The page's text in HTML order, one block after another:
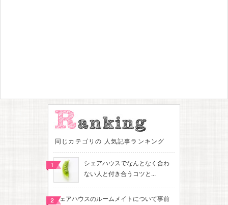
同じカテゴリの 人気記事ランキング
シェアハウスでなんとなく合わ
ない人と付き合うコツと...
シェアハウスのルームメイトについて事前